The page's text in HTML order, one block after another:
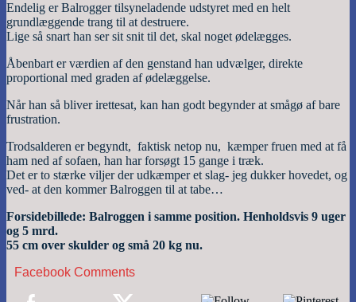
Endelig er Balrogger tilsyneladende udstyret med en helt
grundlæggende trang til at destruere.
Lige så snart han ser sit snit til det, skal noget ødelægges.
Åbenbart er værdien af den genstand han udvælger, direkte
proportional med graden af ødelæggelse.
Når han så bliver irettesat, kan han godt begynder at smågø af bare
frustration.
Trodsalderen er begyndt, faktisk netop nu, kæmper fruen med at få
ham ned af sofaen, han har forsøgt 15 gange i træk.
Det er to stærke viljer der udkæmper et slag- jeg dukker hovedet, og
ved- at den kommer Balroggen til at tabe…
Forsidebillede: Balroggen i samme position. Henholdsvis 9 uger
og 5 mrd.
55 cm over skulder og små 20 kg nu.
Facebook Comments